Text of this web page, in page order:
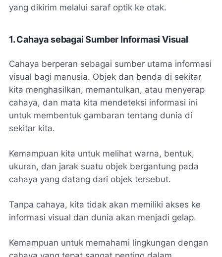
yang dikirim melalui saraf optik ke otak.
1. Cahaya sebagai Sumber Informasi Visual
Cahaya berperan sebagai sumber utama informasi
visual bagi manusia. Objek dan benda di sekitar
kita menghasilkan, memantulkan, atau menyerap
cahaya, dan mata kita mendeteksi informasi ini
untuk membentuk gambaran tentang dunia di
sekitar kita.
Kemampuan kita untuk melihat warna, bentuk,
ukuran, dan jarak suatu objek bergantung pada
cahaya yang datang dari objek tersebut.
Tanpa cahaya, kita tidak akan memiliki akses ke
informasi visual dan dunia akan menjadi gelap.
Kemampuan untuk memahami lingkungan dengan